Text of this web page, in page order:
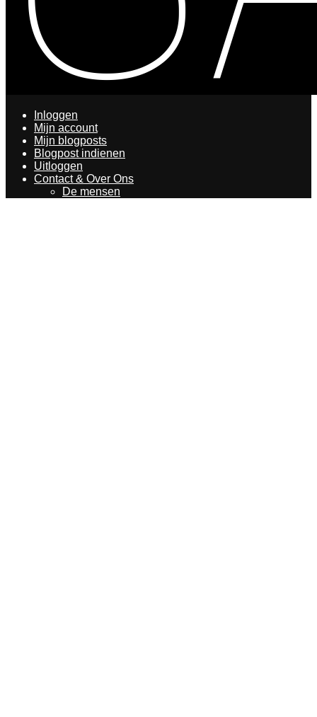
Inloggen
Mijn account
Mijn blogposts
Blogpost indienen
Uitloggen
Contact & Over Ons
De mensen